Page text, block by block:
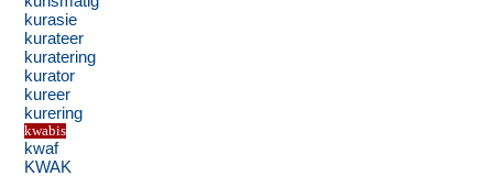
kurasie
kurateer
kuratering
kurator
kureer
kurering
kwabis
kwaf
KWAK